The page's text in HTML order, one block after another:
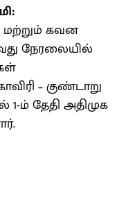
மற்றும் கவன
நேரலையில்
– குண்டாறு
ம் தேதி அதிமுக